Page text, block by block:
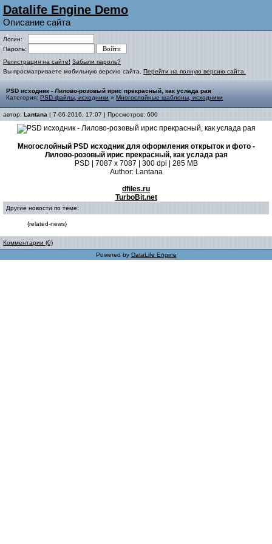
Datalife Engine Demo
Описание сайта
Логин:
Пароль:
Регистрация на сайте! Забыли пароль?
Вы просматриваете мобильную версию сайта. Перейти на полную версию сайта.
PSD исходник - Лилово-розовый ирис прекрасный, как услада рая
Категория: PSD-файлы, исходники » Многослойные шаблоны, исходники
автор: Lantana | 7-06-2016, 17:07 | Просмотров: 600
Многослойный PSD исходник для оформления открыток и фото -
Лилово-розовый ирис прекрасный, как услада рая
PSD | 7087 x 7087 | 300 dpi | 285 MB
Author: Lantana
dfiles.ru
TurboBit.net
Другие новости по теме:
{related-news}
Комментарии (0)
Powered by DataLife Engine